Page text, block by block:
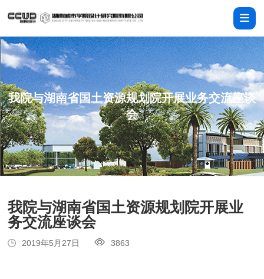
我院与湖南省国土资源规划院开展业务交流座谈
会
我院与湖南省国土资源规划院开展业
务交流座谈会
2019年5月27日 3863